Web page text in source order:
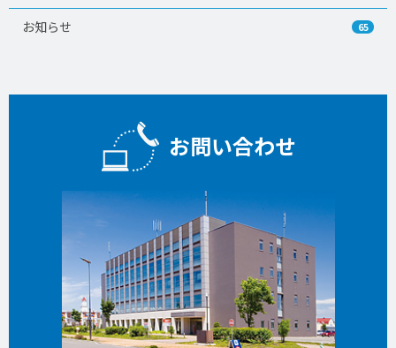
お知らせ 65
お問い合わせ